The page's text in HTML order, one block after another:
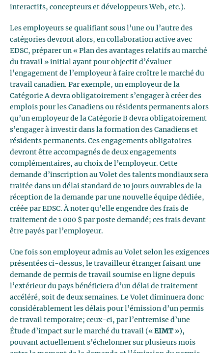
interactifs, concepteurs et développeurs Web, etc.).
Les employeurs se qualifiant sous l’une ou l’autre des
catégories devront alors, en collaboration active avec
EDSC, préparer un « Plan des avantages relatifs au marché
du travail » initial ayant pour objectif d’évaluer
l’engagement de l’employeur à faire croître le marché du
travail canadien. Par exemple, un employeur de la
Catégorie A devra obligatoirement s’engager à créer des
emplois pour les Canadiens ou résidents permanents alors
qu’un employeur de la Catégorie B devra obligatoirement
s’engager à investir dans la formation des Canadiens et
résidents permanents. Ces engagements obligatoires
devront être accompagnés de deux engagements
complémentaires, au choix de l’employeur. Cette
demande d’inscription au Volet des talents mondiaux sera
traitée dans un délai standard de 10 jours ouvrables de la
réception de la demande par une nouvelle équipe dédiée,
créée par EDSC. À noter qu’elle engendre des frais de
traitement de 1 000 $ par poste demandé; ces frais devant
être payés par l’employeur.
Une fois son employeur admis au Volet selon les exigences
présentées ci-dessus, le travailleur étranger faisant une
demande de permis de travail soumise en ligne depuis
l’extérieur du pays bénéficiera d’un délai de traitement
accéléré, soit de deux semaines. Le Volet diminuera donc
considérablement les délais pour l’émission d’un permis
de travail temporaire; ceux-ci, par l’entremise d’une
Étude d’impact sur le marché du travail (« EIMT »),
pouvant actuellement s’échelonner sur plusieurs mois